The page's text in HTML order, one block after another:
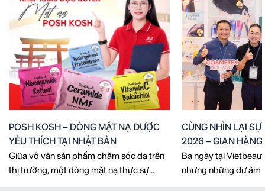
POSH KOSH – DÒNG MẶT NẠ ĐƯỢC
YÊU THÍCH TẠI NHẬT BẢN
Giữa vô vàn sản phẩm chăm sóc da trên
thị trường, một dòng mặt nạ thực sự
thuyết phục người dùng không chỉ cần
CÙNG NHÌN LẠI SỰ
2026 – GIAN HÀNG
FOUNDATION
GIỜ HẾT!
Ba ngày tại
nhưng những dư âm
luôn đông kín